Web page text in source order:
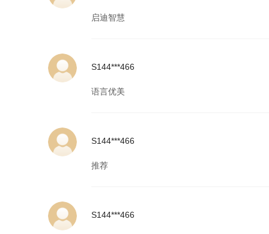
启迪智慧
S144***466
语言优美
S144***466
推荐
S144***466